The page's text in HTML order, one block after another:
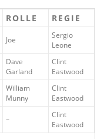
ROLLE REGIE
Joe
Sergio
Leone
Dave
Garland
Clint
Eastwood
William
Munny
Clint
Eastwood
–
Clint
Eastwood